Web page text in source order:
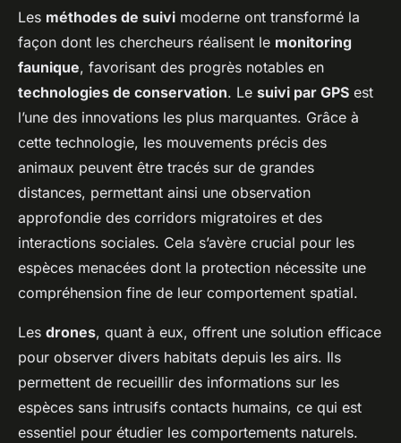
Les méthodes de suivi moderne ont transformé la
façon dont les chercheurs réalisent le monitoring
faunique, favorisant des progrès notables en
technologies de conservation. Le suivi par GPS est
l’une des innovations les plus marquantes. Grâce à
cette technologie, les mouvements précis des
animaux peuvent être tracés sur de grandes
distances, permettant ainsi une observation
approfondie des corridors migratoires et des
interactions sociales. Cela s’avère crucial pour les
espèces menacées dont la protection nécessite une
compréhension fine de leur comportement spatial.
Les drones, quant à eux, offrent une solution efficace
pour observer divers habitats depuis les airs. Ils
permettent de recueillir des informations sur les
espèces sans intrusifs contacts humains, ce qui est
essentiel pour étudier les comportements naturels.